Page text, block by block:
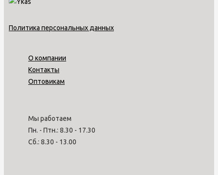
Политика персональных данных
О компании
Контакты
Оптовикам
Мы работаем
Пн. - Птн.: 8.30 - 17.30
Сб.: 8.30 - 13.00